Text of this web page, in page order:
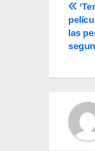
de
las